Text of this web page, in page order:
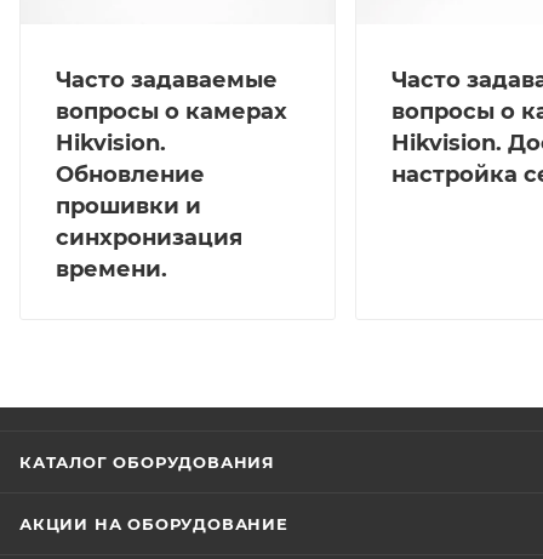
Часто задаваемые
вопросы о камерах
Hikvision.
Обновление
прошивки и
синхронизация
времени.
Часто
вопросы о
Hikvision.
настройка
КАТАЛОГ ОБОРУДОВАНИЯ
АКЦИИ НА ОБОРУДОВАНИЕ